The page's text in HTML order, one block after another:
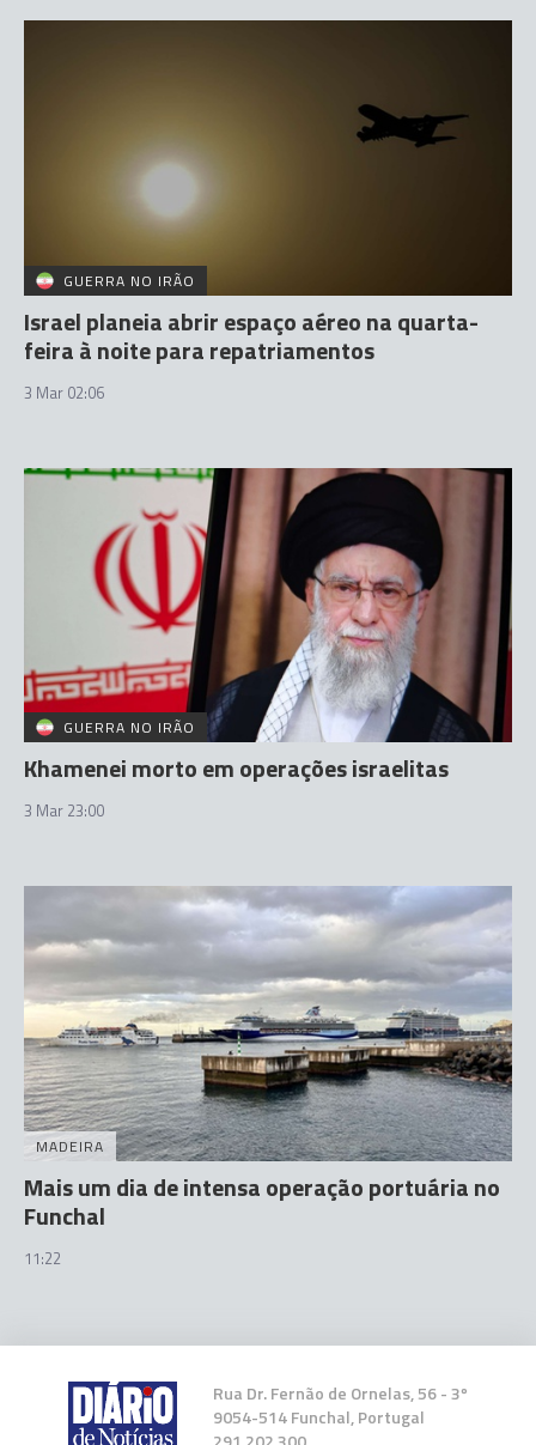
GUERRA NO IRÃO
Israel planeia abrir espaço aéreo na quarta-
feira à noite para repatriamentos
3 Mar 02:06
GUERRA NO IRÃO
Khamenei morto em operações israelitas
3 Mar 23:00
MADEIRA
Mais um dia de intensa operação portuária no
Funchal
11:22
Rua Dr. Fernão de Ornelas, 56 - 3º
9054-514 Funchal, Portugal